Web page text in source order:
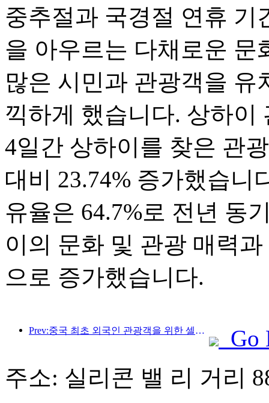
중추절과 국경절 연휴 기
을 아우르는 다채로운 문
많은 시민과 관광객을
끽하게 했습니다. 상하이
4일간 상하이를 찾은 관
대비 23.74% 증가했습니
유율은 64.7%로 전년 동
이의 문화 및 관광 매력
으로 증가했습니다.
Prev:중국 최초 외국인 관광객을 위한 셀프서비스 문화관광 소비 시스템 상하이에 출시
Go
주소: 실리콘 밸 리 거리